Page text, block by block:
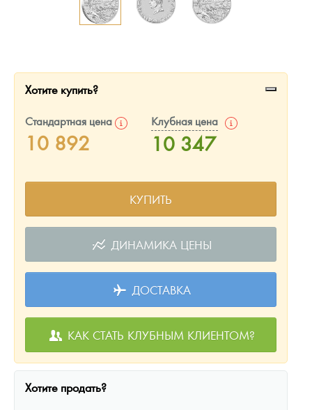
Русская нумизматика
Монеты и жетоны из недрагоценных металлов
Книги по нумизматике
Хотите купить?
Стандартная цена
10 892
Клубная цена
10 347
КУПИТЬ
ДИНАМИКА ЦЕНЫ
ДОСТАВКА
КАК СТАТЬ КЛУБНЫМ КЛИЕНТОМ?
Хотите продать?